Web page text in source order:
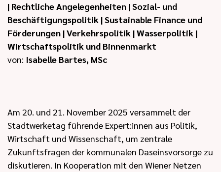
| Rechtliche Angelegenheiten |Sozial- und
Beschäftigungspolitik |Sustainable Finance und
Förderungen |Verkehrspolitik |Wasserpolitik |
Wirtschaftspolitik und Binnenmarkt
von: Isabelle Bartes, MSc
Am 20. und 21. November 2025 versammelt der
Stadtwerketag führende Expert:innen aus Politik,
Wirtschaft und Wissenschaft, um zentrale
Zukunftsfragen der kommunalen Daseinsvorsorge zu
diskutieren. In Kooperation mit den Wiener Netzen